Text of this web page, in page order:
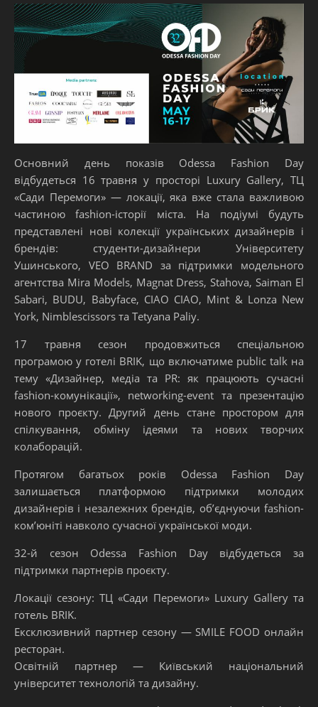
Основний день показів Odessa Fashion Day
відбудеться 16 травня у просторі Luxury Gallery, ТЦ
«Сади Перемоги» — локації, яка вже стала важливою
частиною fashion-історії міста. На подіумі будуть
представлені нові колекції українських дизайнерів і
брендів: студенти-дизайнери Університету
Ушинського, VEO BRAND за підтримки модельного
агентства Mira Models, Magnat Dress, Stahova, Saiman El
Sabari, BUDU, Babyface, CIAO CIAO, Mint & Lonza New
York, Nimblescissors та Tetyana Paliy.
17 травня сезон продовжиться спеціальною
програмою у готелі BRIK, що включатиме public talk на
тему «Дизайнер, медіа та PR: як працюють сучасні
fashion-комунікації», networking-event та презентацію
нового проєкту.Другий день стане простором для
спілкування, обміну ідеями та нових творчих
колаборацій.
Протягом багатьох років Odessa Fashion Day
залишається платформою підтримки молодих
дизайнерів і незалежних брендів, об’єднуючи fashion-
ком’юніті навколо сучасної української моди.
32-й сезон Odessa Fashion Day відбудеться за
підтримки партнерів проєкту.
Локації сезону: ТЦ «Сади Перемоги» Luxury Gallery та
готель BRIK.
Ексклюзивний партнер сезону — SMILE FOOD онлайн
ресторан.
Освітній партнер — Київський національний
університет технологій та дизайну.